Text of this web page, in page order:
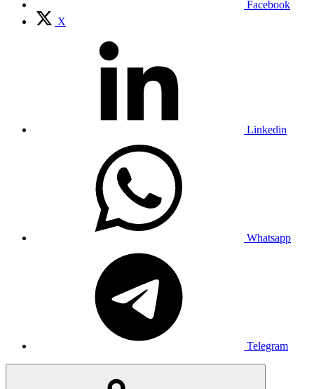
Facebook
X
Linkedin
Whatsapp
Telegram